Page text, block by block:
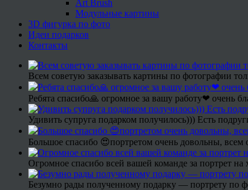
Art Brush
Модульные картины
3D фигурка по фото
Идеи подарков
Контакты
Всем советую заказывать картины по фотографии
Ребята спасибо🙏 огромное за вашу работу❤ очень
Удивить супруга подарком получилось))) Есть
Большое спасибо 😍портретом очень довольны, всем
Огромное спасибо всей вашей команде за портрет на
Безумно рады полученному подарку — портрету по